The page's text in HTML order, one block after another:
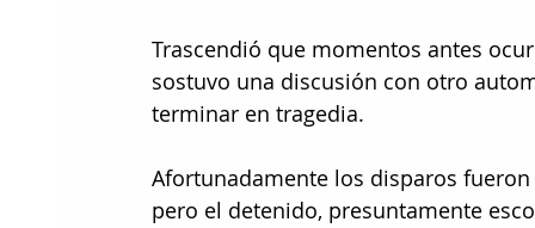
Trascendió que momentos antes
sostuvo una discusión con otro
terminar en tragedia.
Afortunadamente los disparos
pero el detenido, presuntamente